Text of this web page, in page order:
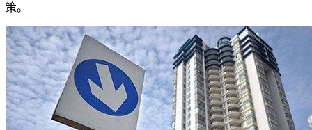
策。